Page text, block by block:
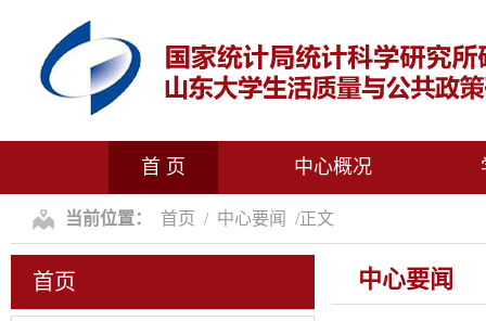
首 页 中心概况
当前位置： 首页 / 中心要闻 /正文
首页 中心要闻